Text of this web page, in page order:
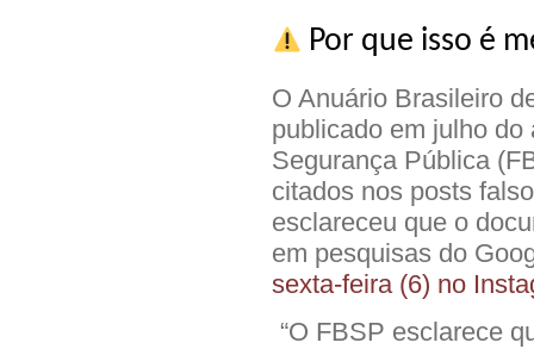
Por que isso é
O Anuário Brasileiro
publicado em julho
Segurança Pública
citados nos posts
esclareceu que o
em pesquisas do
sexta-feira (6) no
“O FBSP esclarece